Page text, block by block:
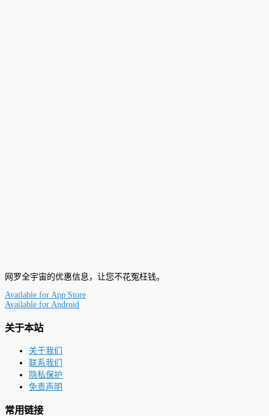
网罗全宇宙的优惠信息，让您不花冤枉钱。
Available for App Store
Available for Android
关于本站
关于我们
联系我们
隐私保护
免责声明
常用链接